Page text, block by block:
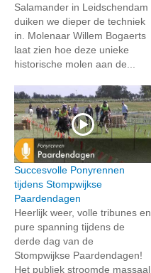
Salamander in Leidschendam
duiken we dieper de techniek
in. Molenaar Willem Bogaerts
laat zien hoe deze unieke
historische molen aan de...
Succesvolle Ponyrennen
tijdens Stompwijkse
Paardendagen
Heerlijk weer, volle tribunes en
pure spanning tijdens de
derde dag van de
Stompwijkse Paardendagen!
Het publiek stroomde massaal